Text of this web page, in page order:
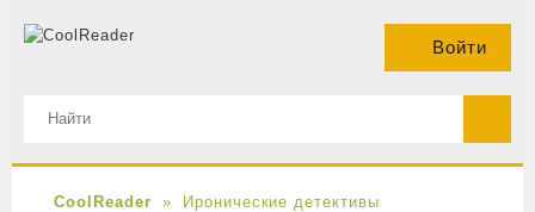
Войти
CoolReader Иронические детективы